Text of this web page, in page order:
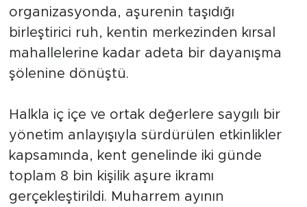
organizasyonda, aşurenin taşıdığı
birleştirici ruh, kentin merkezinden kırsal
mahallelerine kadar adeta bir dayanışma
şölenine dönüştü.
Halkla iç içe ve ortak değerlere saygılı bir
yönetim anlayışıyla sürdürülen etkinlikler
kapsamında, kent genelinde iki günde
toplam 8 bin kişilik aşure ikramı
gerçekleştirildi. Muharrem ayının